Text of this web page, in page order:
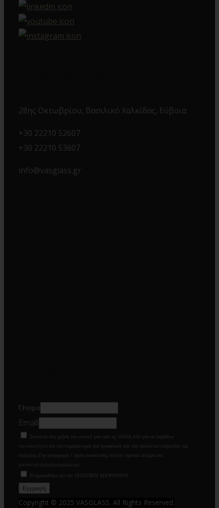
28ης Οκτωβρίου, Βασιλικό Χαλκίδας, Εύβοια
+30 22210 52607
+30 22210 53607
info@vasglass.gr
Όνομα
Email
Συναινώ στη χρήση του email μου από τη VASGLASS για να λαμβάνω
newsletters και να ενημερώνομαι για προσφορές και νέα προιόντα/υπηρεσίες της
εταιρείας (Για απεγγραφή / άρση συναίνεσης στείλτε σχετικό αίτημα στο
personal.data@vasglass.gr).
Ενημερώθηκα για την ΠΟΛΙΤΙΚΗ ΑΠΟΡΡΗΤΟΥ.
Copyright © 2025 VASGLASS. All Rights Reserved.